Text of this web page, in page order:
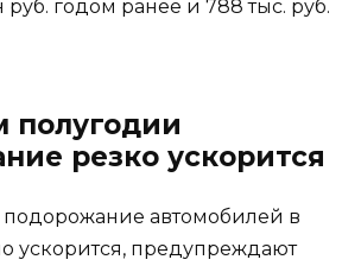
руб. годом ранее и 788 тыс. руб.
полугодии
резко ускорится
автомобилей в
ускорится, предупреждают